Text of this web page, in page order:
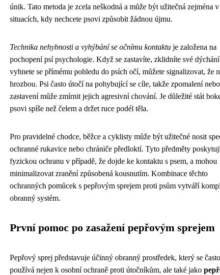
únik. Tato metoda je zcela neškodná a může být užitečná zejména v
situacích, kdy nechcete psovi způsobit žádnou újmu.
Technika nehybnosti a vyhýbání se očnímu kontaktu je založena na
pochopení psí psychologie. Když se zastavíte, zklidníte své
vyhnete se přímému pohledu do psích očí, můžete signalizovat, že
hrozbou. Psi často útočí na pohybující se cíle, takže zpomalení nebo
zastavení může zmírnit jejich agresivní chování. Je důležité stát
psovi spíše než čelem a držet ruce podél těla.
Pro pravidelné chodce, běžce a cyklisty může být užitečné nosit
ochranné rukavice nebo chrániče předloktí. Tyto předměty
fyzickou ochranu v případě, že dojde ke kontaktu s psem, a mohou
minimalizovat zranění způsobená kousnutím. Kombinace těchto
ochranných pomůcek s pepřovým sprejem proti psům vytváří
obranný systém.
První pomoc po zasažení pepřovým sprejem
Pepřový sprej představuje účinný obranný prostředek, který se často
používá nejen k osobní ochraně proti útočníkům, ale také jako